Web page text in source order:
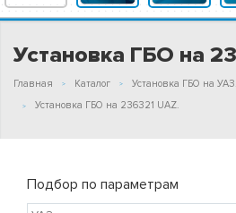
Установка ГБО на
Главная Каталог
Установка ГБО на УАЗ.
Установка ГБО на 236321 UAZ.
Подбор по параметрам